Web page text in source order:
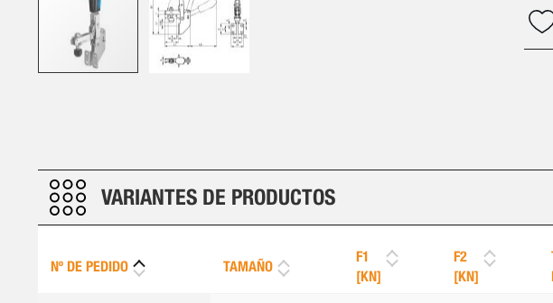
la
galería
de
imágenes
VARIANTES DE PRODUCTOS
Nº DE PEDIDO TAMAÑO
F1
[KN]
F2
[KN]